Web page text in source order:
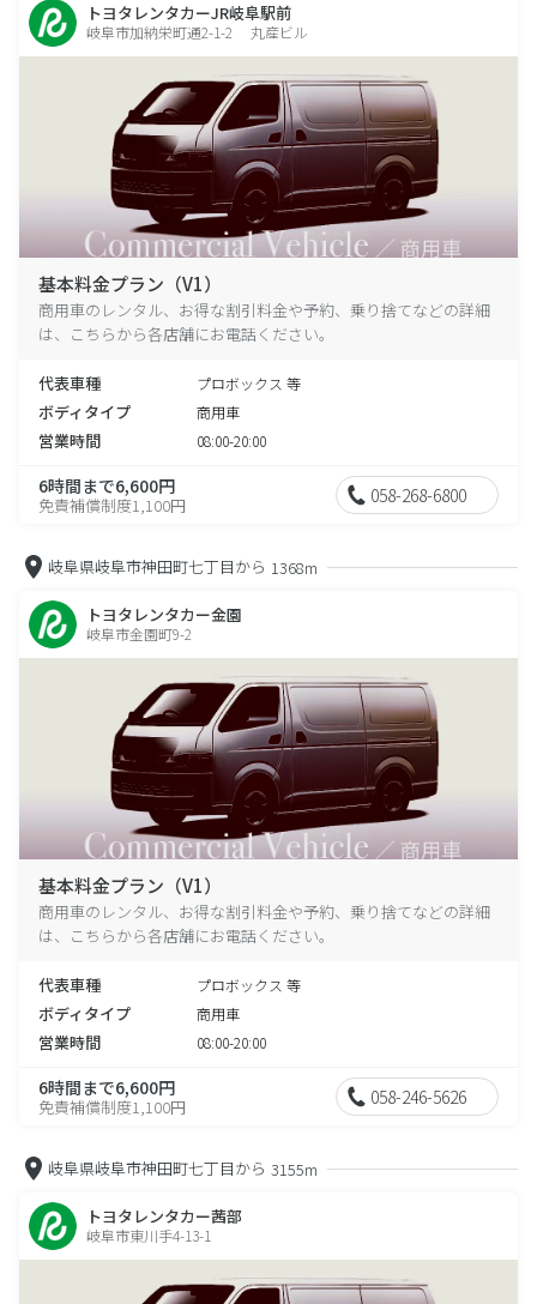
トヨタレンタカーJR岐阜駅前
岐阜市加納栄町通2-1-2 丸産ビル
基本料金プラン（V1）
商用車のレンタル、お得な割引料金や予約、乗り捨てなどの詳細
は、こちらから各店舗にお電話ください。
代表車種 プロボックス 等
ボディタイプ 商用車
営業時間 08:00-20:00
6時間まで6,600円
免責補償制度1,100円 058-268-6800
岐阜県岐阜市神田町七丁目から 1368m
トヨタレンタカー金園
岐阜市金園町9-2
基本料金プラン（V1）
商用車のレンタル、お得な割引料金や予約、乗り捨てなどの詳細
は、こちらから各店舗にお電話ください。
代表車種 プロボックス 等
ボディタイプ 商用車
営業時間 08:00-20:00
6時間まで6,600円
免責補償制度1,100円 058-246-5626
岐阜県岐阜市神田町七丁目から 3155m
トヨタレンタカー茜部
岐阜市東川手4-13-1